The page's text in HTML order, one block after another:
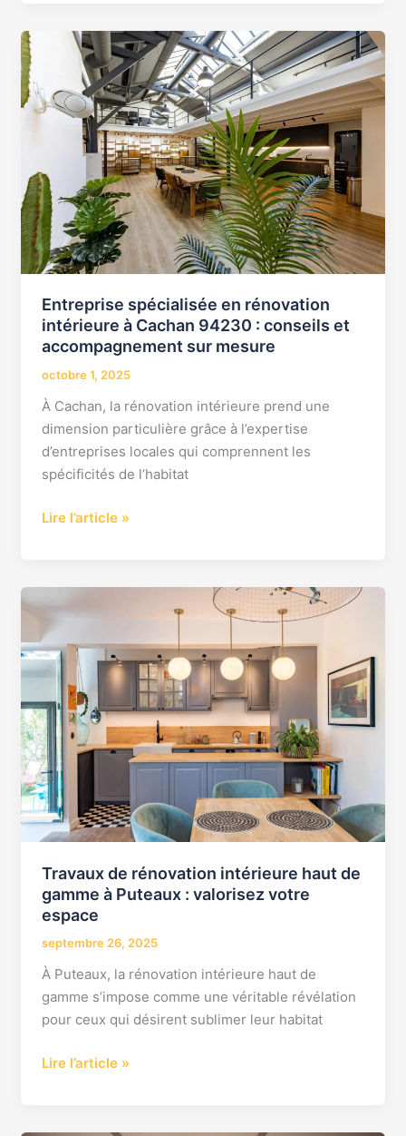
Entreprise spécialisée en rénovation
intérieure à Cachan 94230 : conseils et
accompagnement sur mesure
octobre 1, 2025
À Cachan, la rénovation intérieure prend une
dimension particulière grâce à l’expertise
d’entreprises locales qui comprennent les
spécificités de l’habitat
Entreprise
spécialisée
en
rénovation
intérieure
Cachan
94230
:
conseils
et
sur
mesure
Lire l’article »
Travaux de rénovation intérieure haut de
gamme à Puteaux : valorisez votre
espace
septembre 26, 2025
À Puteaux, la rénovation intérieure haut de
gamme s’impose comme une véritable révélation
pour ceux qui désirent sublimer leur habitat
rénovation
intérieure
haut
de
gamme
à
Puteaux
:
valorisez
votre
espace
Lire l’article »